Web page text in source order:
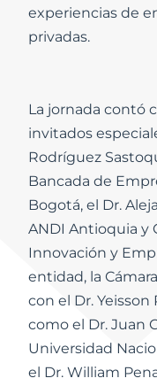
experiencias de
privadas.
La jornada contó
invitados
Rodríguez
Bancada de
Bogotá, el Dr.
ANDI Antioquia y
Innovación y
entidad, la
con el Dr.
como el Dr. Juan
Universidad
el Dr. William